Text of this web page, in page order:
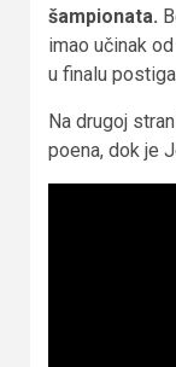
šampionata.
imao učinak
u finalu
Na drugoj
poena, dok je